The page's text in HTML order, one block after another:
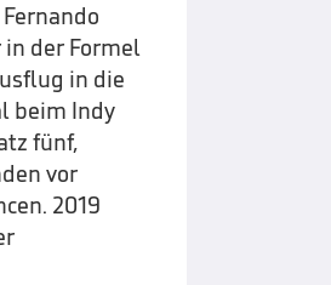
der Formel
in die
beim Indy
fünf,
vor
2019